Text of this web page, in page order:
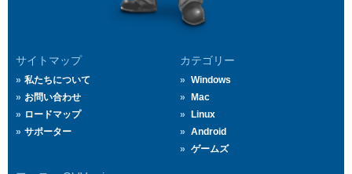
サイトマップ
私たちについて
お問い合わせ
ロードマップ
サポーター
カテゴリー
Windows
Mac
Linux
Android
ゲームズ